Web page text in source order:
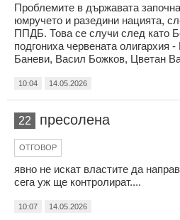
Проблемите в държавата
юмручето и разедини нацията,
ППДБ. Това се случи след като
подгониха червената олигархия
Баневи, Васил Божков, Цветан
10:04 14.05.2026
22 пресолена
ОТГОВОР
явно не искат властите да
сега уж ще контролират....
10:07 14.05.2026